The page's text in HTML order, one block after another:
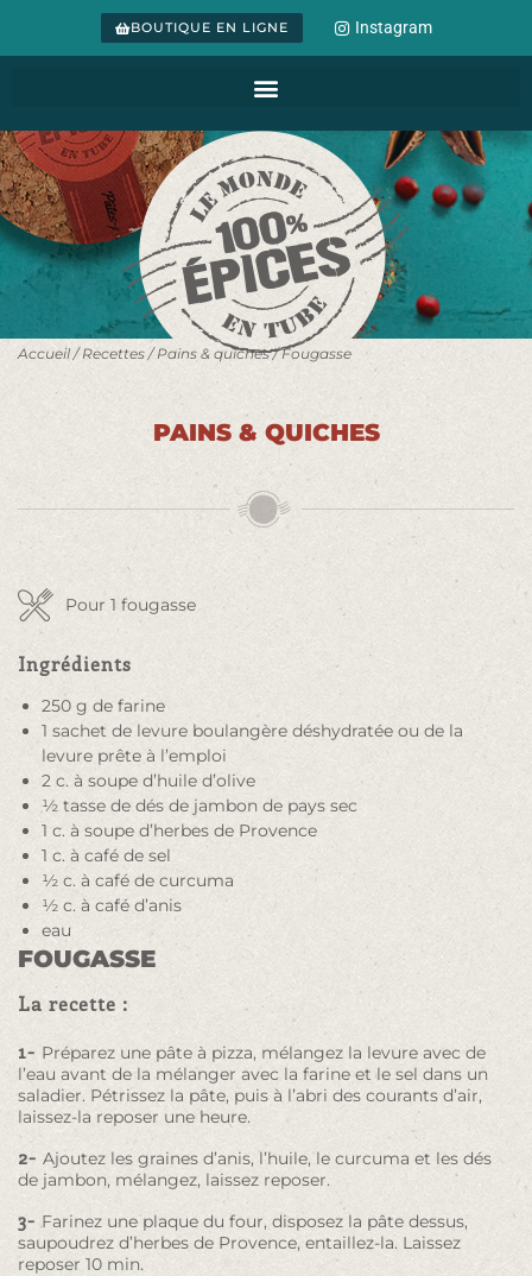
BOUTIQUE EN LIGNE Instagram
Accueil/Recettes/Pains & quiches/ Fougasse
PAINS & QUICHES
Pour 1 fougasse
Ingrédients
250 g de farine
1 sachet de levure boulangère déshydratée ou de la
levure prête à l’emploi
2 c. à soupe d’huile d’olive
½ tasse de dés de jambon de pays sec
1 c. à soupe d’herbes de Provence
1 c. à café de sel
½ c. à café de curcuma
½ c. à café d’anis
eau
FOUGASSE
La recette :
1- Préparez une pâte à pizza, mélangez la levure avec de
l’eau avant de la mélanger avec la farine et le sel dans un
saladier. Pétrissez la pâte, puis à l’abri des courants d’air,
laissez-la reposer une heure.
2- Ajoutez les graines d’anis, l’huile, le curcuma et les dés
de jambon, mélangez, laissez reposer.
3- Farinez une plaque du four, disposez la pâte dessus,
saupoudrez d’herbes de Provence, entaillez-la. Laissez
reposer 10 min.